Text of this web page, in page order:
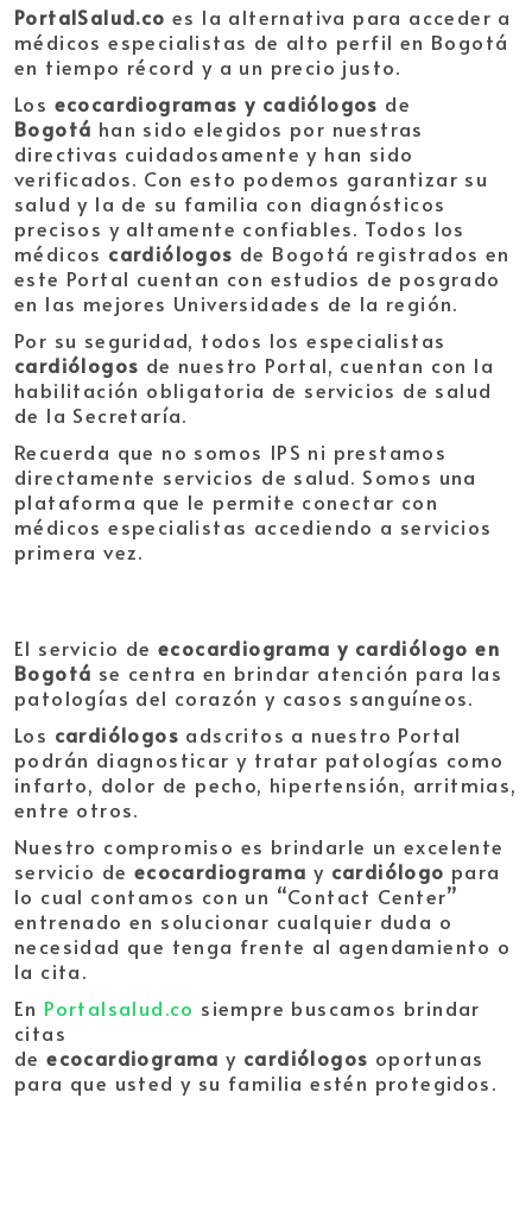
PortalSalud.co es la alternativa para acceder a
médicos especialistas de alto perfil en Bogotá
en tiempo récord y a un precio justo.
Los ecocardiogramas y cadiólogos de
Bogotá han sido elegidos por nuestras
directivas cuidadosamente y han sido
verificados. Con esto podemos garantizar su
salud y la de su familia con diagnósticos
precisos y altamente confiables. Todos los
médicos cardiólogos de Bogotá registrados en
este Portal cuentan con estudios de posgrado
en las mejores Universidades de la región.
Por su seguridad, todos los especialistas
cardiólogos de nuestro Portal, cuentan con la
habilitación obligatoria de servicios de salud
de la Secretaría.
Recuerda que no somos IPS ni prestamos
directamente servicios de salud. Somos una
plataforma que le permite conectar con
médicos especialistas accediendo a servicios
primera vez.
El servicio de ecocardiograma y cardiólogo en
Bogotá se centra en brindar atención para las
patologías del corazón y casos sanguíneos.
Los cardiólogos adscritos a nuestro Portal
podrán diagnosticar y tratar patologías como
infarto, dolor de pecho, hipertensión, arritmias,
entre otros.
Nuestro compromiso es brindarle un excelente
servicio de ecocardiograma y cardiólogo para
lo cual contamos con un “Contact Center”
entrenado en solucionar cualquier duda o
necesidad que tenga frente al agendamiento o
la cita.
En Portalsalud.co siempre buscamos brindar
citas
deecocardiograma y cardiólogos oportunas
para que usted y su familia estén protegidos.